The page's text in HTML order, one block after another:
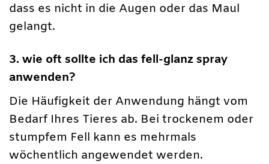
dass es nicht in die Augen oder das Maul
gelangt.
3. wie oft sollte ich das fell-glanz spray
anwenden?
Die Häufigkeit der Anwendung hängt vom
Bedarf Ihres Tieres ab. Bei trockenem oder
stumpfem Fell kann es mehrmals
wöchentlich angewendet werden.